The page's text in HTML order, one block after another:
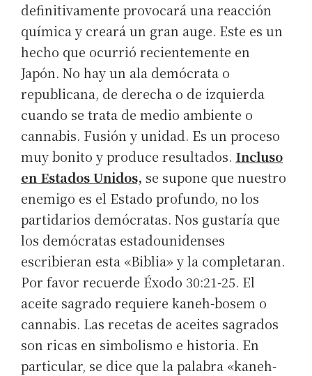
definitivamente provocará una reacción
química y creará un gran auge. Este es un
hecho que ocurrió recientemente en
Japón. No hay un ala demócrata o
republicana, de derecha o de izquierda
cuando se trata de medio ambiente o
cannabis. Fusión y unidad. Es un proceso
muy bonito y produce resultados. Incluso
en Estados Unidos, se supone que nuestro
enemigo es el Estado profundo, no los
partidarios demócratas. Nos gustaría que
los demócratas estadounidenses
escribieran esta «Biblia» y la completaran.
Por favor recuerde Éxodo 30:21-25. El
aceite sagrado requiere kaneh-bosem o
cannabis. Las recetas de aceites sagrados
son ricas en simbolismo e historia. En
particular, se dice que la palabra «kaneh-